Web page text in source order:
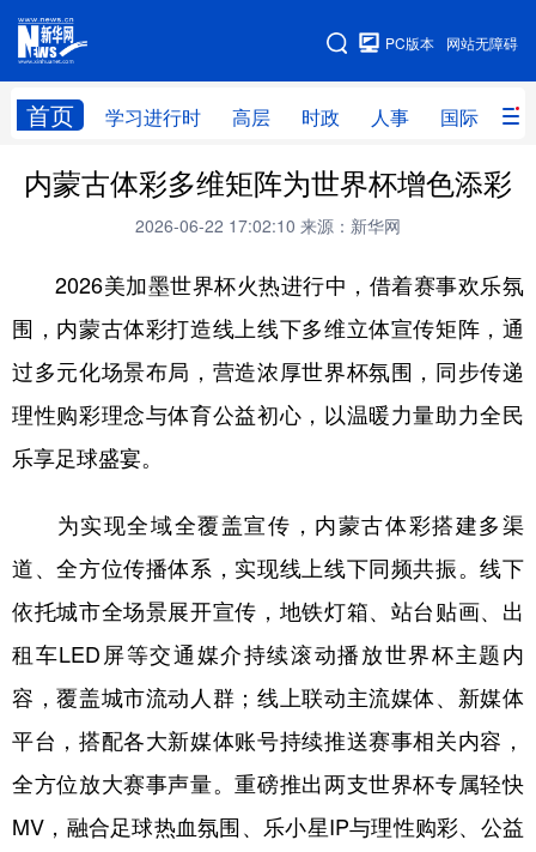
网站无障碍
PC版本
首页 学习进行时 高层 时政 人事 国际 财
网站地图
学习进行时 高层 时政 人事
财经 网评
台湾 思客智库 全球连线 教育
科技 科创 量子 体育
文化 书画 健康 军事
访谈 视频 图片 政务
食品 人居 信息化 数字经济
学术中国 乡村振兴 银龄 溯源中国
彩票 娱乐 时尚 悦读
公益 一带一路 亚太网 上市公司
文化产业
内蒙古体彩多维矩阵为世界杯增色添彩
2026-06-22 17:02:10 来源：新华网
2026美加墨世界杯火热进行中，借着赛事欢乐氛
围，内蒙古体彩打造线上线下多维立体宣传矩阵，通
过多元化场景布局，营造浓厚世界杯氛围，同步传递
理性购彩理念与体育公益初心，以温暖力量助力全民
乐享足球盛宴。
为实现全域全覆盖宣传，内蒙古体彩搭建多渠
道、全方位传播体系，实现线上线下同频共振。线下
依托城市全场景展开宣传，地铁灯箱、站台贴画、出
租车LED屏等交通媒介持续滚动播放世界杯主题内
容，覆盖城市流动人群；线上联动主流媒体、新媒体
平台，搭配各大新媒体账号持续推送赛事相关内容，
全方位放大赛事声量。重磅推出两支世界杯专属轻快
MV，融合足球热血氛围、乐小星IP与理性购彩、公益